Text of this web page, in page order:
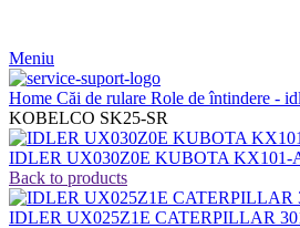
Meniu
Home Căi de rulare Role de întindere -
KOBELCO SK25-SR
IDLER UX030Z0E KUBOTA KX101-
Back to products
IDLER UX025Z1E CATERPILLAR